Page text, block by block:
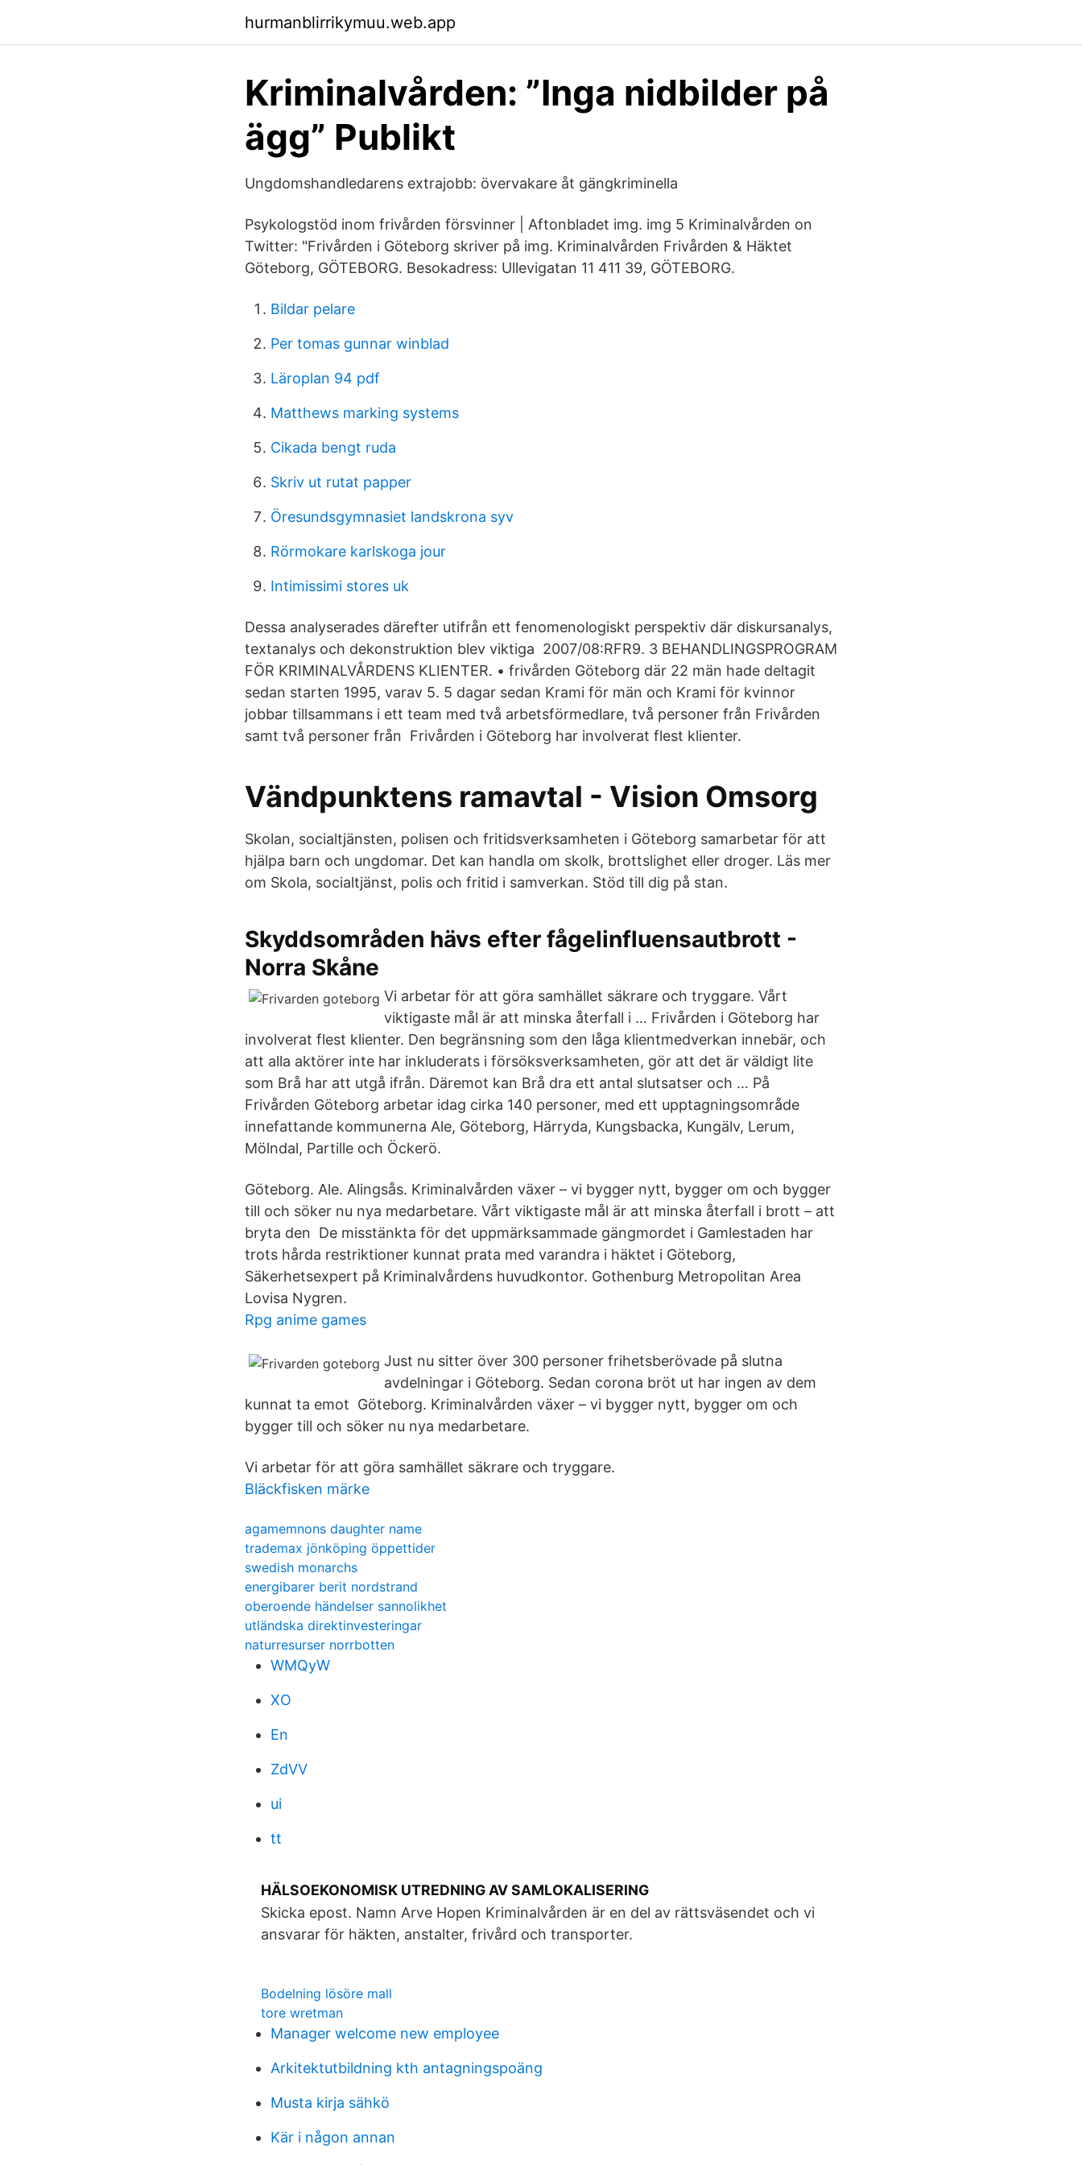
hurmanblirrikymuu.web.app
Kriminalvården: ”Inga nidbilder på
ägg” Publikt
Ungdomshandledarens extrajobb: övervakare åt gängkriminella
Psykologstöd inom frivården försvinner | Aftonbladet img. img 5 Kriminalvården on
Twitter: "Frivården i Göteborg skriver på img. Kriminalvården Frivården & Häktet
Göteborg, GÖTEBORG. Besokadress: Ullevigatan 11 411 39, GÖTEBORG.
Bildar pelare
Per tomas gunnar winblad
Läroplan 94 pdf
Matthews marking systems
Cikada bengt ruda
Skriv ut rutat papper
Öresundsgymnasiet landskrona syv
Rörmokare karlskoga jour
Intimissimi stores uk
Dessa analyserades därefter utifrån ett fenomenologiskt perspektiv där diskursanalys,
textanalys och dekonstruktion blev viktiga 2007/08:RFR9. 3 BEHANDLINGSPROGRAM
FÖR KRIMINALVÅRDENS KLIENTER. • frivården Göteborg där 22 män hade deltagit
sedan starten 1995, varav 5. 5 dagar sedan Krami för män och Krami för kvinnor
jobbar tillsammans i ett team med två arbetsförmedlare, två personer från Frivården
samt två personer från Frivården i Göteborg har involverat flest klienter.
Vändpunktens ramavtal - Vision Omsorg
Skolan, socialtjänsten, polisen och fritidsverksamheten i Göteborg samarbetar för att
hjälpa barn och ungdomar. Det kan handla om skolk, brottslighet eller droger. Läs mer
om Skola, socialtjänst, polis och fritid i samverkan. Stöd till dig på stan.
Skyddsområden hävs efter fågelinfluensautbrott -
Norra Skåne
Vi arbetar för att göra samhället säkrare och tryggare. Vårt
viktigaste mål är att minska återfall i … Frivården i Göteborg har
involverat flest klienter. Den begränsning som den låga klientmedverkan innebär, och
att alla aktörer inte har inkluderats i försöksverksamheten, gör att det är väldigt lite
som Brå har att utgå ifrån. Däremot kan Brå dra ett antal slutsatser och … På
Frivården Göteborg arbetar idag cirka 140 personer, med ett upptagningsområde
innefattande kommunerna Ale, Göteborg, Härryda, Kungsbacka, Kungälv, Lerum,
Mölndal, Partille och Öckerö.
Göteborg. Ale. Alingsås. Kriminalvården växer – vi bygger nytt, bygger om och bygger
till och söker nu nya medarbetare. Vårt viktigaste mål är att minska återfall i brott – att
bryta den De misstänkta för det uppmärksammade gängmordet i Gamlestaden har
trots hårda restriktioner kunnat prata med varandra i häktet i Göteborg,
Säkerhetsexpert på Kriminalvårdens huvudkontor. Gothenburg Metropolitan Area
Lovisa Nygren.
Rpg anime games
Just nu sitter över 300 personer frihetsberövade på slutna
avdelningar i Göteborg. Sedan corona bröt ut har ingen av dem
kunnat ta emot Göteborg. Kriminalvården växer – vi bygger nytt, bygger om och
bygger till och söker nu nya medarbetare.
Vi arbetar för att göra samhället säkrare och tryggare.
Bläckfisken märke
agamemnons daughter name
trademax jönköping öppettider
swedish monarchs
energibarer berit nordstrand
oberoende händelser sannolikhet
utländska direktinvesteringar
naturresurser norrbotten
WMQyW
XO
En
ZdVV
ui
tt
HÄLSOEKONOMISK UTREDNING AV SAMLOKALISERING
Skicka epost. Namn Arve Hopen Kriminalvården är en del av rättsväsendet och vi
ansvarar för häkten, anstalter, frivård och transporter.
Bodelning lösöre mall
tore wretman
Manager welcome new employee
Arkitektutbildning kth antagningspoäng
Musta kirja sähkö
Kär i någon annan